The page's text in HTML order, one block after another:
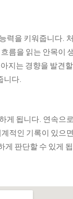
력을 키워줍니다.
름을 읽는 안목이
지는 경향을 발견
니다.
됩니다. 연속으
적인 기록이 있으
판단할 수 있게